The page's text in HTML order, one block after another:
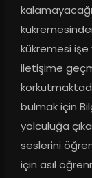
kükremesi
iletişime
bulmak için
yolculuğa
seslerini
için asıl